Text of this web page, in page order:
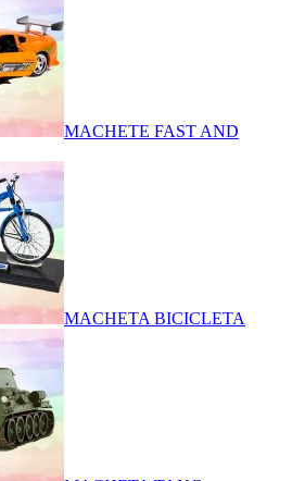
MACHETE FAST AND
MACHETA BICICLETA